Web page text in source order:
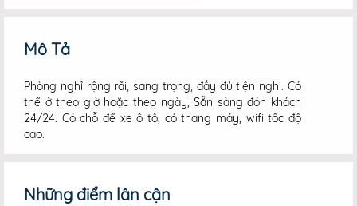
Mô Tả
Phòng nghỉ rộng rãi, sang trọng, đầy đủ tiện nghi. Có
thể ở theo giờ hoặc theo ngày, Sẵn sàng đón khách
24/24. Có chỗ để xe ô tô, có thang máy, wifi tốc độ
cao.
Những điểm lân cận